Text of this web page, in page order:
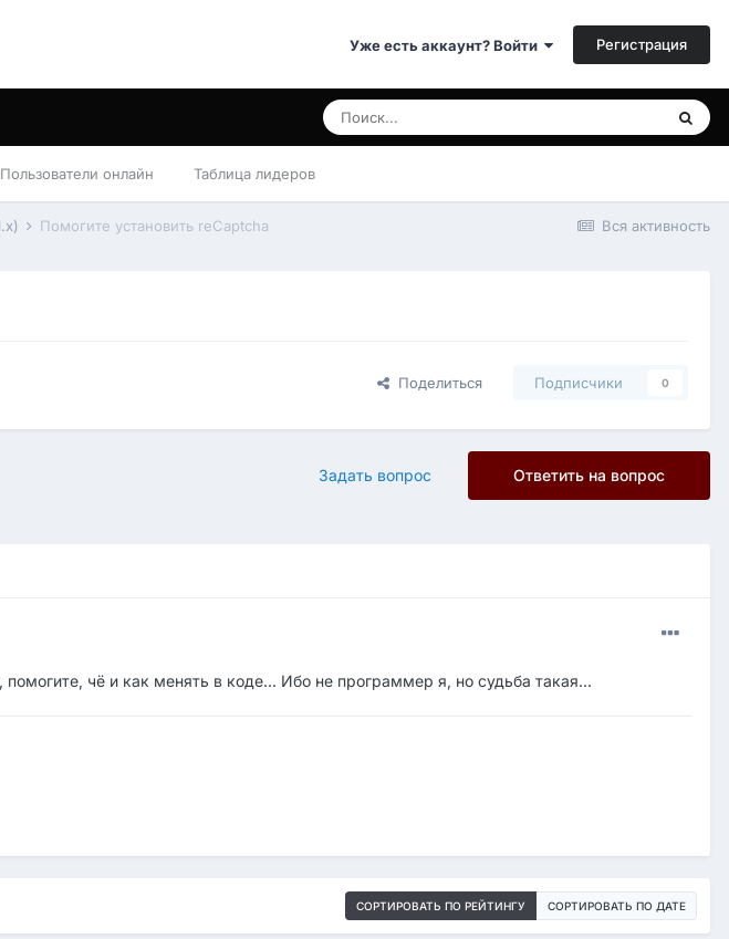
Уже есть аккаунт? Войти Регистрация
Пользователи онлайн Таблица лидеров
Вся активность
Помогите установить reCaptcha
Поделиться Подписчики 0
Ответить на вопрос
Задать вопрос
чё и как менять в коде... Ибо не программер я, но судьба такая...
СОРТИРОВАТЬ ПО РЕЙТИНГУ СОРТИРОВАТЬ ПО ДАТЕ